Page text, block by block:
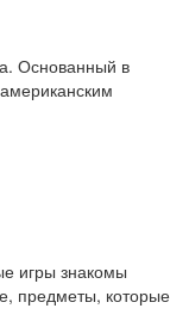
Основанный в
игры знакомы
предметы, которые